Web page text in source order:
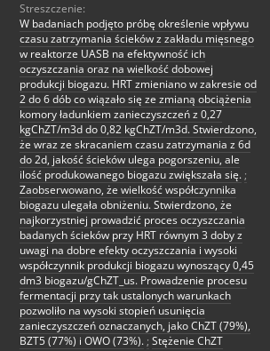
Streszczenie:
W badaniach podjęto próbę określenie wpływu
czasu zatrzymania ścieków z zakładu mięsnego
w reaktorze UASB na efektywność ich
oczyszczania oraz na wielkość dobowej
produkcji biogazu. HRT zmieniano w zakresie od
2 do 6 dób co wiązało się ze zmianą obciążenia
komory ładunkiem zanieczyszczeń z 0,27
kgChZT/m3d do 0,82 kgChZT/m3d. Stwierdzono,
że wraz ze skracaniem czasu zatrzymania z 6d
do 2d, jakość ścieków ulega pogorszeniu, ale
ilość produkowanego biogazu zwiększała się. ;
Zaobserwowano, że wielkość współczynnika
biogazu ulegała obniżeniu. Stwierdzono, że
najkorzystniej prowadzić proces oczyszczania
badanych ścieków przy HRT równym 3 doby z
uwagi na dobre efekty oczyszczania i wysoki
współczynnik produkcji biogazu wynoszący 0,45
dm3 biogazu/gChZT_us. Prowadzenie procesu
fermentacji przy tak ustalonych warunkach
pozwoliło na wysoki stopień usunięcia
zanieczyszczeń oznaczanych, jako ChZT (79%),
BZT5 (77%) i OWO (73%). ; Stężenie ChZT